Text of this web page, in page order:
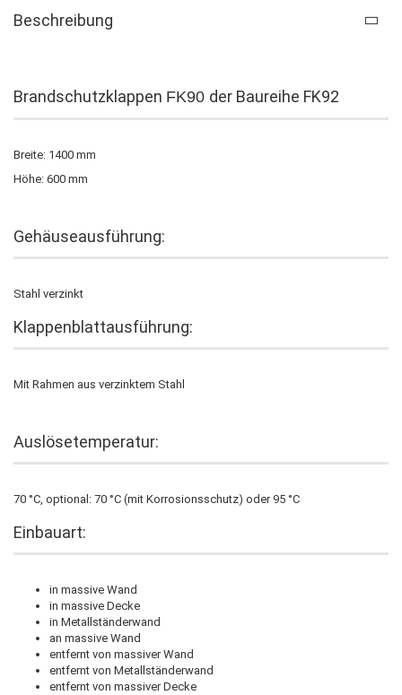
Beschreibung
Brandschutzklappen FK90 der Baureihe FK92
Breite: 1400 mm
Höhe: 600 mm
Gehäuseausführung:
Stahl verzinkt
Klappenblattausführung:
Mit Rahmen aus verzinktem Stahl
Auslösetemperatur:
70 °C, optional: 70 °C (mit Korrosionsschutz) oder 95 °C
Einbauart:
in massive Wand
in massive Decke
in Metallständerwand
an massive Wand
entfernt von massiver Wand
entfernt von Metallständerwand
entfernt von massiver Decke